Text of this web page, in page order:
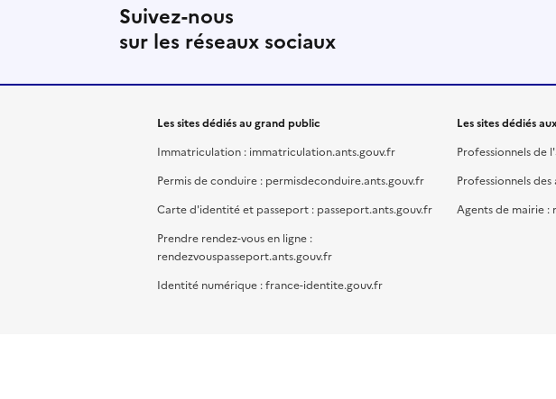
Suivez-nous
sur les réseaux sociaux
Les sites dédiés au grand public
Immatriculation : immatriculation.ants.gouv.fr
Permis de conduire : permisdeconduire.ants.gouv.fr
Carte d'identité et passeport : passeport.ants.gouv.fr
Prendre rendez-vous en ligne :
rendezvouspasseport.ants.gouv.fr
Identité numérique : france-identite.gouv.fr
Les sites dédiés
Professionnels de
Professionnels
Agents de mairie :